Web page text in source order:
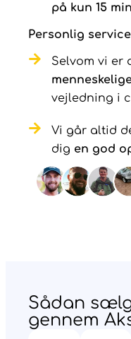
på kun 15
Personlig service
Selvom vi er
vejledning i
Vi går altid
dig en god
Sådan
gennem